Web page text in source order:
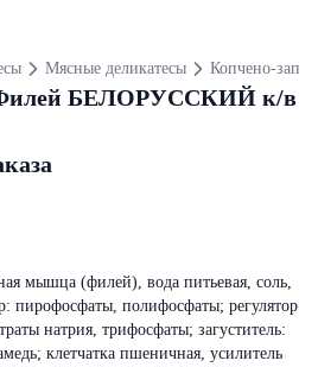
Мясные деликатесы Копчено-
Филей БЕЛОРУССКИЙ к/в
мышца (филей), вода питьевая, соль,
пирофосфаты, полифосфаты; регулятор
натрия, трифосфаты; загуститель:
клетчатка пшеничная, усилитель